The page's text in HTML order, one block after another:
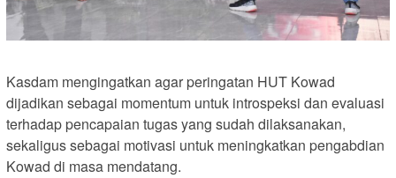
Kasdam mengingatkan agar peringatan HUT Kowad
dijadikan sebagai momentum untuk introspeksi dan evaluasi
terhadap pencapaian tugas yang sudah dilaksanakan,
sekaligus sebagai motivasi untuk meningkatkan pengabdian
Kowad di masa mendatang.